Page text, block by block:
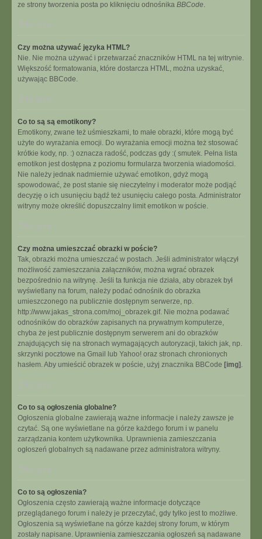
ze strony tworzenia posta po kliknięciu odnośnika BBCode.
Czy można używać języka HTML?
Nie. Nie można używać i przetwarzać znaczników HTML na tej witrynie.
Większość formatowania, które dostarcza HTML, można uzyskać,
używając BBCode.
Co to są są emotikony?
Emotikony, zwane też uśmieszkami, to małe obrazki, które mogą być
użyte do wyrażania emocji. Do wyrażania emocji można też stosować
krótkie kody, np. :) oznacza radość, podczas gdy :( smutek. Pełna lista
emotikon jest dostępna z poziomu formularza tworzenia wiadomości.
Nie należy jednak nadmiernie używać emotikon, gdyż mogą
spowodować, że post stanie się nieczytelny i moderator może podjąć
decyzję o ich usunięciu bądź też usunięciu całego posta. Administrator
witryny może określić dopuszczalny limit emotikon w poście.
Czy można umieszczać obrazki w poście?
Tak, obrazki można umieszczać w postach. Jeśli administrator włączył
możliwość zamieszczania załączników, można wgrać obrazek
bezpośrednio na witrynę. Jeśli ta funkcja nie działa, aby obrazek był
wyświetlany na forum, należy podać odnośnik do obrazka
umieszczonego na publicznie dostępnym serwerze, np.
http://www.jakas_strona.com/moj_obrazek.gif. Nie można podawać
odnośników do obrazków zapisanych na prywatnym komputerze,
chyba że jest publicznie dostępnym serwerem ani do obrazków
znajdujących się na stronach wymagających autoryzacji, takich jak, np.
skrzynki pocztowe na Gmail lub Yahoo! oraz stronach chronionych
hasłem. Aby umieścić obrazek w poście, użyj znacznika BBCode [img] .
Co to są ogłoszenia globalne?
Ogłoszenia globalne zawierają ważne informacje i należy zawsze je
czytać. Są one wyświetlane na górze każdego forum i w panelu
zarządzania kontem użytkownika. Uprawnienia zamieszczania
ogłoszeń globalnych są nadawane przez administratora witryny.
Co to są ogłoszenia?
Ogłoszenia często zawierają ważne informacje dotyczące
przeglądanego forum i należy je przeczytać, gdy tylko jest to możliwe.
Ogłoszenia są wyświetlane na górze każdej strony forum, w którym
zostały napisane. Uprawnienia zamieszczania ogłoszeń są nadawane